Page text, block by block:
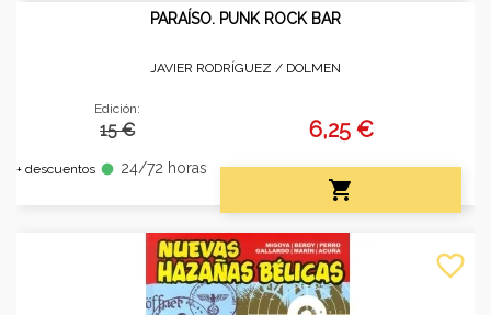
PARAÍSO. PUNK ROCK BAR
JAVIER RODRÍGUEZ / DOLMEN
Edición:
15 €
+ descuentos fiber_manual_record 24/72 horas
6,25 €

favorite_border